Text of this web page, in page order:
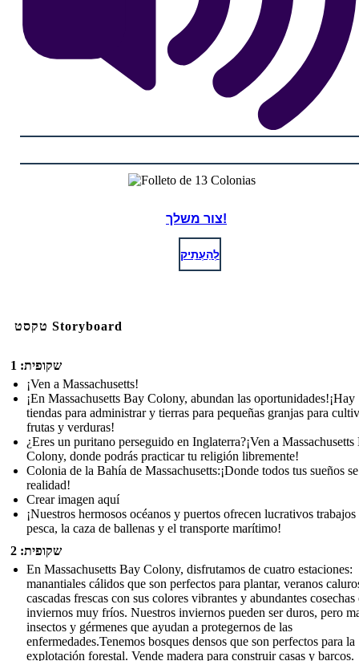
צור משלך!
לְהַעְתִיק
טקסט Storyboard
שקופית: 1
¡Ven a Massachusetts!
¡En Massachusetts Bay Colony, abundan las oportunidades!¡Hay
tiendas para administrar y tierras para pequeñas granjas para
frutas y verduras!
¿Eres un puritano perseguido en Inglaterra?¡Ven a Massachusetts
Colony, donde podrás practicar tu religión libremente!
Colonia de la Bahía de Massachusetts:¡Donde todos tus sueños
realidad!
Crear imagen aquí
¡Nuestros hermosos océanos y puertos ofrecen lucrativos trabajos
pesca, la caza de ballenas y el transporte marítimo!
שקופית: 2
En Massachusetts Bay Colony, disfrutamos de cuatro estaciones:
manantiales cálidos que son perfectos para plantar, veranos
cascadas frescas con sus colores vibrantes y abundantes cosechas
inviernos muy fríos. Nuestros inviernos pueden ser duros, pero
insectos y gérmenes que ayudan a protegernos de las
enfermedades.Tenemos bosques densos que son perfectos para la
explotación forestal. Vende madera para construir casas y barcos.